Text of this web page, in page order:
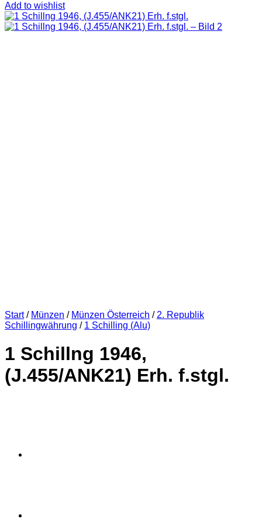
Add to wishlist
Start / Münzen / Münzen Österreich / 2. Republik
Schillingwährung / 1 Schilling (Alu)
1 Schillng 1946,
(J.455/ANK21) Erh. f.stgl.